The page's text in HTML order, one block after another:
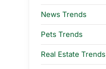
News Trends
Pets Trends
Real Estate Trends